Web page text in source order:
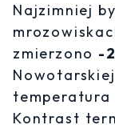
Najzimniej
zmierzono -
temperatura
Kontrast